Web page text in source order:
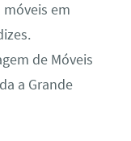
em
de Móveis
a Grande